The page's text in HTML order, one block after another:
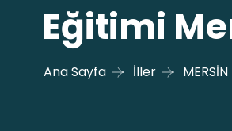
Eğitimi
Ana Sayfa İller MERSİN